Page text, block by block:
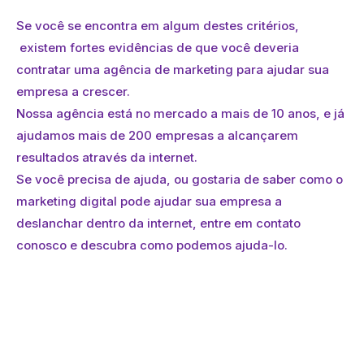
Se você se encontra em algum destes critérios,
existem fortes evidências de que você deveria
contratar uma agência de marketing para ajudar sua
empresa a crescer.
Nossa agência está no mercado a mais de 10 anos, e já
ajudamos mais de 200 empresas a alcançarem
resultados através da internet.
Se você precisa de ajuda, ou gostaria de saber como o
marketing digital pode ajudar sua empresa a
deslanchar dentro da internet, entre em contato
conosco e descubra como podemos ajuda-lo.